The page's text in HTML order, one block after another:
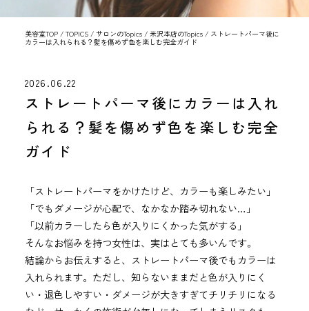
美容室TOP/ TOPICS/ サロンのTopics/ 米沢本店のTopics/ ストレートパーマ後に
カラーは入れられる？髪を傷めず色を楽しむ完全ガイド
2026.06.22
ストレートパーマ後にカラーは入れ
られる？髪を傷めず色を楽しむ完全
ガイド
「ストレートパーマをかけたけど、カラーも楽しみたい」
「でもダメージが心配で、なかなか踏み切れない…」
「以前カラーしたら色が入りにくかった気がする」
そんなお悩みを持つ女性は、実はとても多いんです。
結論からお伝えすると、ストレートパーマ後でもカラーは
入れられます。ただし、知らないままだと色が入りにく
い・退色しやすい・ダメージが大きすぎてチリチリになる